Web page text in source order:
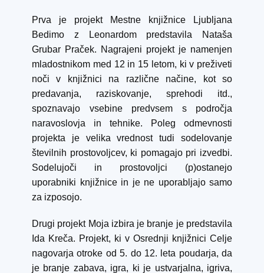
Prva je projekt Mestne knjižnice Ljubljana
Bedimo z Leonardom predstavila Nataša
Grubar Praček. Nagrajeni projekt je namenjen
mladostnikom med 12 in 15 letom, ki v preživeti
noči v knjižnici na različne načine, kot so
predavanja, raziskovanje, sprehodi itd.,
spoznavajo vsebine predvsem s področja
naravoslovja in tehnike. Poleg odmevnosti
projekta je velika vrednost tudi sodelovanje
številnih prostovoljcev, ki pomagajo pri izvedbi.
Sodelujoči in prostovoljci (p)ostanejo
uporabniki knjižnice in je ne uporabljajo samo
za izposojo.
Drugi projekt Moja izbira je branje je predstavila
Ida Kreča. Projekt, ki v Osrednji knjižnici Celje
nagovarja otroke od 5. do 12. leta poudarja, da
je branje zabava, igra, ki je ustvarjalna, igriva,